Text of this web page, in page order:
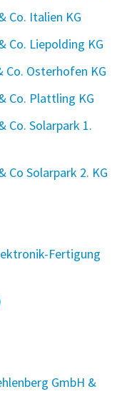
Co. Italien KG
Co. Liepolding KG
Co. Osterhofen KG
Co. Plattling KG
Co. Solarpark 1.
Co Solarpark 2. KG
Fertigung
GmbH &